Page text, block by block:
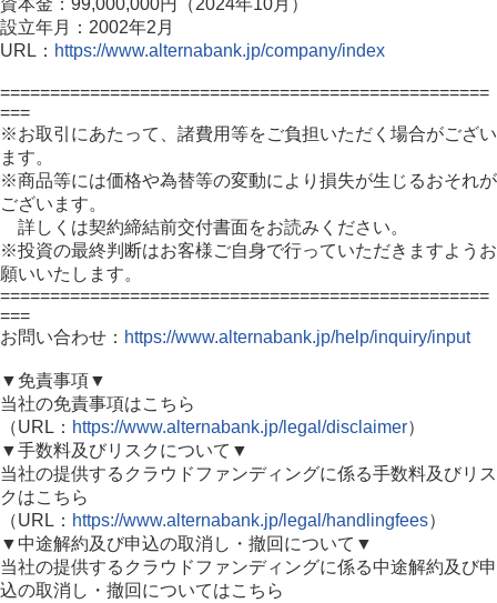
資本金：99,000,000円（2024年10月）
設立年月：2002年2月
URL： https://www.alternabank.jp/company/index
=================================================
===
※お取引にあたって、諸費用等をご負担いただく場合がござい
ます。
※商品等には価格や為替等の変動により損失が生じるおそれが
ございます。
詳しくは契約締結前交付書面をお読みください。
※投資の最終判断はお客様ご自身で行っていただきますようお
願いいたします。
=================================================
===
お問い合わせ： https://www.alternabank.jp/help/inquiry/input
▼免責事項▼
当社の免責事項はこちら
（URL： https://www.alternabank.jp/legal/disclaimer）
▼手数料及びリスクについて▼
当社の提供するクラウドファンディングに係る手数料及びリス
クはこちら
（URL： https://www.alternabank.jp/legal/handlingfees）
▼中途解約及び申込の取消し・撤回について▼
当社の提供するクラウドファンディングに係る中途解約及び申
込の取消し・撤回についてはこちら